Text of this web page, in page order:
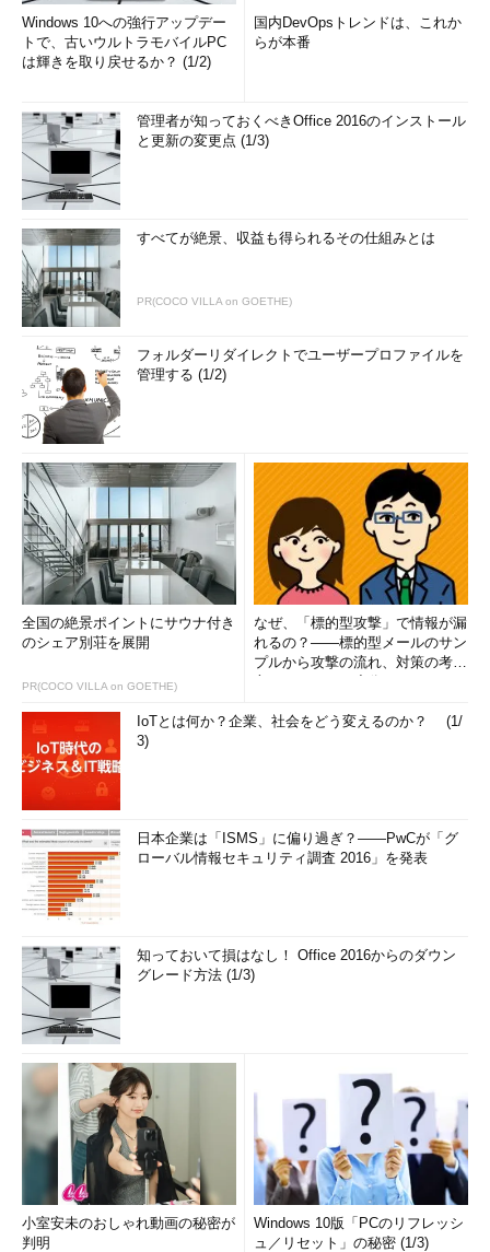
Windows 10への強行アップデー
トで、古いウルトラモバイルPC
は輝きを取り戻せるか？ (1/2)
国内DevOpsトレンドは、これか
らが本番
管理者が知っておくべきOffice 2016のインストール
と更新の変更点 (1/3)
すべてが絶景、収益も得られるその仕組みとは
PR(COCO VILLA on GOETHE)
フォルダーリダイレクトでユーザープロファイルを
管理する (1/2)
全国の絶景ポイントにサウナ付き
のシェア別荘を展開
PR(COCO VILLA on GOETHE)
なぜ、「標的型攻撃」で情報が漏
れるの？――標的型メールのサン
プルから攻撃の流れ、対策の考え
IoTとは何か？企業、社会をどう変えるのか？ (1/
3)
日本企業は「ISMS」に偏り過ぎ？――PwCが「グ
ローバル情報セキュリティ調査 2016」を発表
知っておいて損はなし！ Office 2016からのダウン
グレード方法 (1/3)
小室安未のおしゃれ動画の秘密が
判明
Windows 10版「PCのリフレッシ
ュ／リセット」の秘密 (1/3)